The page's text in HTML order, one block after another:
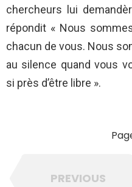
chercheurs lui
répondit « Nous
chacun de vous. Nous
au silence quand vous
si près d’être libre ».
PREVIOUS